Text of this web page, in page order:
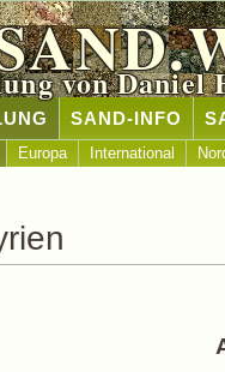
von Daniel
SAND-INFO
Europa International